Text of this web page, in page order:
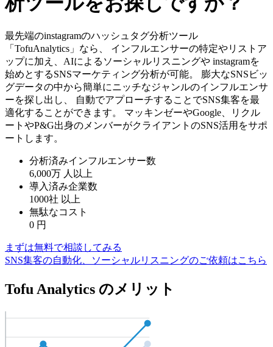
最先端のinstagramのハッシュタグ分析ツール
「TofuAnalytics」なら、 インフルエンサーの特定やリストア
ップに加え、AIによるソーシャルリスニングや instagramを
始めとするSNSマーケティング分析が可能。 膨大なSNSビッ
グデータの中から簡単にニッチなジャンルのインフルエンサ
ーを探し出し、 自動でアプローチすることでSNS集客を最
適化することができます。 マッキンゼーやGoogle、リクル
ートやP&G出身のメンバーがクライアントのSNS活用をサポ
ートします。
分析済みインフルエンサー数
6,000万 人以上
導入済み企業数
1000社 以上
無駄なコスト
0 円
まずは無料で相談してみる
SNS集客の自動化、ソーシャルリスニングのご依頼はこちら
Tofu Analytics のメリット